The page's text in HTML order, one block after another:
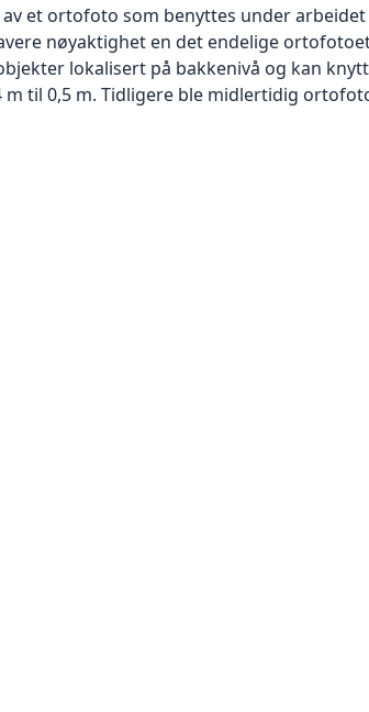
et ortofoto som benyttes under
nøyaktighet en det endelige
lokalisert på bakkenivå og kan
til 0,5 m. Tidligere ble midlertidig